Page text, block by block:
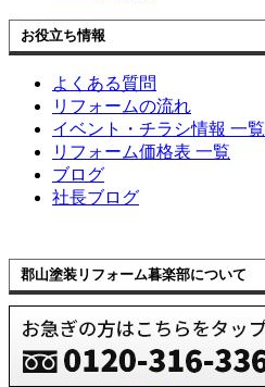
お役立ち情報
よくある質問
リフォームの流れ
イベント・チラシ情報 一覧
リフォーム価格表 一覧
ブログ
社長ブログ
郡山塗装リフォーム暮楽部について